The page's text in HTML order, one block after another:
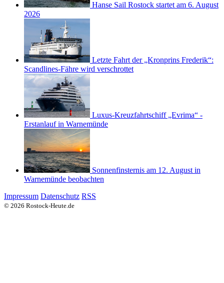
Hanse Sail Rostock startet am 6. August
2026
Letzte Fahrt der „Kronprins Frederik“:
Scandlines-Fähre wird verschrottet
Luxus-Kreuzfahrtschiff „Evrima“ -
Erstanlauf in Warnemünde
Sonnenfinsternis am 12. August in
Warnemünde beobachten
Impressum Datenschutz RSS
© 2026 Rostock-Heute.de